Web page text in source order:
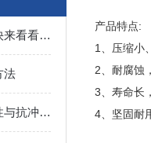
你对防护罩了解多少呢？快来看看吧！
法
小巨人钢板防护罩的耐用性与抗冲击性能分析
产品特点:
1、压缩小
2、耐腐蚀
3、寿命长
4、坚固耐